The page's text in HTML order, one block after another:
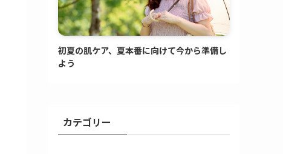
初夏の肌ケア、夏本番に向けて今から準備し
よう
カテゴリー